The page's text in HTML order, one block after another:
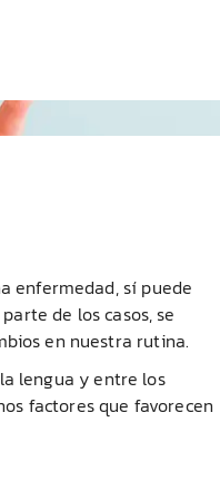
enfermedad, sí puede
de los casos, se
en nuestra rutina.
lengua y entre los
factores que favorecen